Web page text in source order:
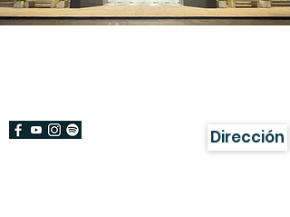
Dirección